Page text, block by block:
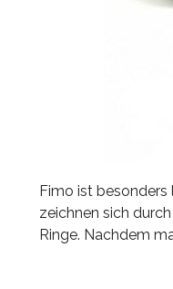
Fimo ist
zeichnen sich
Ringe. Nachdem